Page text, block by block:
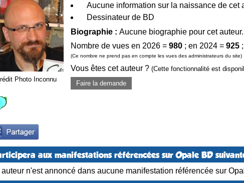
Photo Inconnu
Aucune information sur la naissance de cet
Dessinateur de BD
Biographie : Aucune biographie pour cet auteur.
Nombre de vues en 2026 = 980 ; en 2024 = 925
(Ce nombre ne prend pas en compte les vues des administrateurs du site)
Vous êtes cet auteur ? (Cette fonctionnalité est
Faire la demande
aux manifestations référencées sur Opale BD
n'est annoncé dans aucune manifestation référencée sur